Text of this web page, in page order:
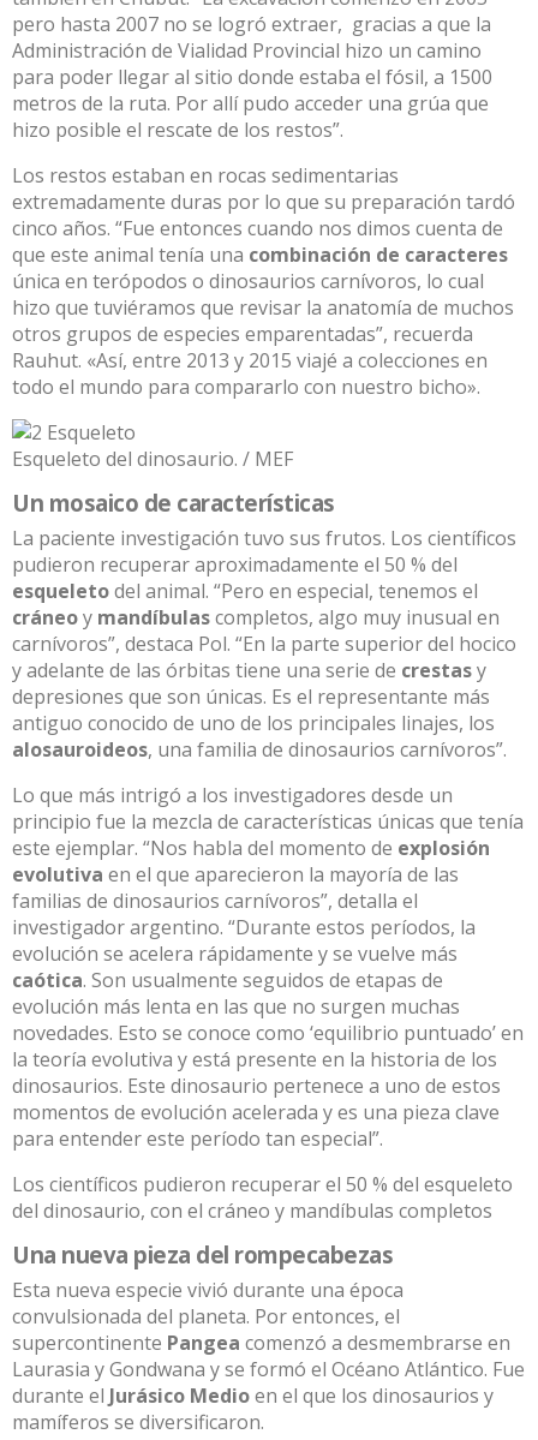
pero hasta 2007 no se logró extraer, gracias a que la
Administración de Vialidad Provincial hizo un camino
para poder llegar al sitio donde estaba el fósil, a 1500
metros de la ruta. Por allí pudo acceder una grúa que
hizo posible el rescate de los restos”.
Los restos estaban en rocas sedimentarias
extremadamente duras por lo que su preparación tardó
cinco años. “Fue entonces cuando nos dimos cuenta de
que este animal tenía una combinación de caracteres
única en terópodos o dinosaurios carnívoros, lo cual
hizo que tuviéramos que revisar la anatomía de muchos
otros grupos de especies emparentadas”, recuerda
Rauhut. «Así, entre 2013 y 2015 viajé a colecciones en
todo el mundo para compararlo con nuestro bicho».
Esqueleto del dinosaurio. / MEF
Un mosaico de características
La paciente investigación tuvo sus frutos. Los científicos
pudieron recuperar aproximadamente el 50 % del
esqueletodel animal. “Pero en especial, tenemos el
cráneoy mandíbulascompletos, algo muy inusual en
carnívoros”, destaca Pol. “En la parte superior del hocico
y adelante de las órbitas tiene una serie de crestasy
depresiones que son únicas. Es el representante más
antiguo conocido de uno de los principales linajes, los
alosauroideos, una familia de dinosaurios carnívoros”.
Lo que más intrigó a los investigadores desde un
principio fue la mezcla de características únicas que tenía
este ejemplar. “Nos habla del momento de explosión
evolutiva en el que aparecieron la mayoría de las
familias de dinosaurios carnívoros”, detalla el
investigador argentino. “Durante estos períodos, la
evolución se acelera rápidamente y se vuelve más
caótica. Son usualmente seguidos de etapas de
evolución más lenta en las que no surgen muchas
novedades. Esto se conoce como ‘equilibrio puntuado’ en
la teoría evolutiva y está presente en la historia de los
dinosaurios. Este dinosaurio pertenece a uno de estos
momentos de evolución acelerada y es una pieza clave
para entender este período tan especial”.
Los científicos pudieron recuperar el 50 % del esqueleto
del dinosaurio, con el cráneo y mandíbulas completos
Una nueva pieza del rompecabezas
Esta nueva especie vivió durante una época
convulsionada del planeta. Por entonces, el
supercontinente Pangea comenzó a desmembrarse en
Laurasia y Gondwana y se formó el Océano Atlántico. Fue
durante el Jurásico Medioen el que los dinosaurios y
mamíferos se diversificaron.